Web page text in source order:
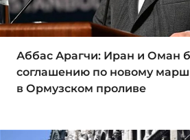
Аббас Арагчи: Иран и Оман
соглашению по новому
в Ормузском проливе